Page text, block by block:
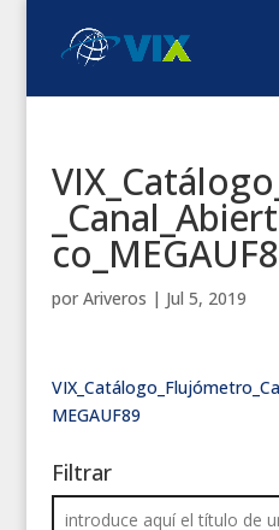
por Ariveros | Jul 5, 2019
MEGAUF89
Filtrar